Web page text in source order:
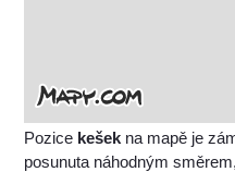
Pozice kešek na mapě je
posunuta náhodným